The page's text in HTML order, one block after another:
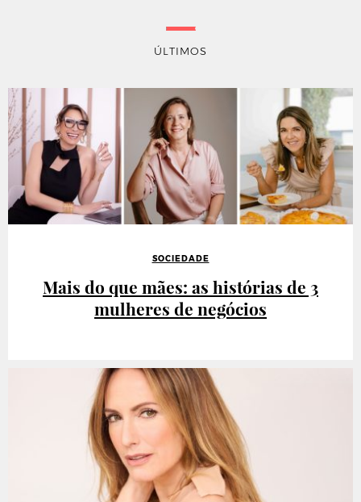
ÚLTIMOS
SOCIEDADE
Mais do que mães: as histórias de 3
mulheres de negócios